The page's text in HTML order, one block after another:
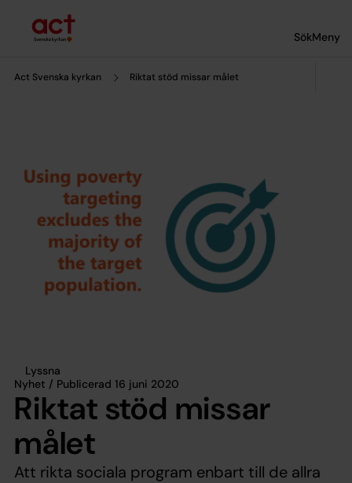
SökMeny
Act Svenska kyrkan Riktat stöd missar målet
Lyssna
Nyhet / Publicerad 16 juni 2020
Riktat stöd missar
målet
Att rikta sociala program enbart till de allra